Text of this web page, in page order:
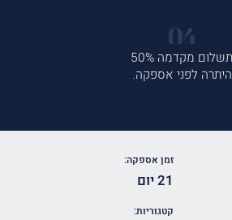
תשלום מקדמה 50%
היתרה לפני אספקה.
זמן אספקה:
21 יום
קטגוריות: